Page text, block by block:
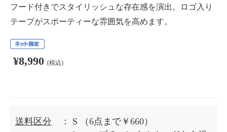
フード付きでスタイリッシュな存在感を演出。ロゴ入り
テープがスポーティーな雰囲気を高めます。
¥8,990 (税込)
送料区分 ： S
（6点まで￥660）